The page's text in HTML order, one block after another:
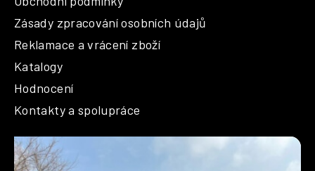
Zásady zpracování osobních údajů
Reklamace a vrácení zboží
Katalogy
Hodnocení
Kontakty a spolupráce